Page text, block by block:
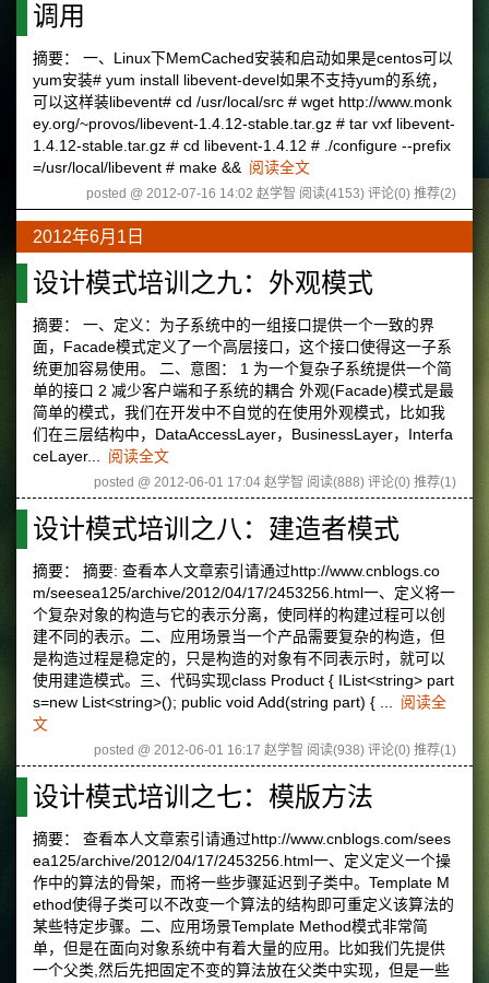
调用
摘要： 一、Linux下MemCached安装和启动如果是centos可以
yum安装# yum install libevent-devel如果不支持yum的系统，
可以这样装libevent# cd /usr/local/src # wget http://www.monk
ey.org/~provos/libevent-1.4.12-stable.tar.gz # tar vxf libevent-
1.4.12-stable.tar.gz # cd libevent-1.4.12 # ./configure --prefix
=/usr/local/libevent # make && 阅读全文
posted @ 2012-07-16 14:02 赵学智 阅读(4153) 评论(0) 推荐(2)
2012年6月1日
设计模式培训之九：外观模式
摘要： 一、定义：为子系统中的一组接口提供一个一致的界
面，Facade模式定义了一个高层接口，这个接口使得这一子系
统更加容易使用。 二、意图： 1 为一个复杂子系统提供一个简
单的接口 2 减少客户端和子系统的耦合 外观(Facade)模式是最
简单的模式，我们在开发中不自觉的在使用外观模式，比如我
们在三层结构中，DataAccessLayer，BusinessLayer，Interfa
ceLayer...
阅读全文
posted @ 2012-06-01 17:04 赵学智 阅读(888) 评论(0) 推荐(1)
设计模式培训之八：建造者模式
摘要： 摘要: 查看本人文章索引请通过http://www.cnblogs.co
m/seesea125/archive/2012/04/17/2453256.html一、定义将一
个复杂对象的构造与它的表示分离，使同样的构建过程可以创
建不同的表示。二、应用场景当一个产品需要复杂的构造，但
是构造过程是稳定的，只是构造的对象有不同表示时，就可以
使用建造模式。三、代码实现class Product { IList<string> part
s=new List<string>(); public void Add(string part) { ...
阅读全
文
posted @ 2012-06-01 16:17 赵学智 阅读(938) 评论(0) 推荐(1)
设计模式培训之七：模版方法
摘要： 查看本人文章索引请通过http://www.cnblogs.com/sees
ea125/archive/2012/04/17/2453256.html一、定义定义一个操
作中的算法的骨架，而将一些步骤延迟到子类中。Template M
ethod使得子类可以不改变一个算法的结构即可重定义该算法的
某些特定步骤。二、应用场景Template Method模式非常简
单，但是在面向对象系统中有着大量的应用。比如我们先提供
一个父类,然后先把固定不变的算法放在父类中实现，但是一些